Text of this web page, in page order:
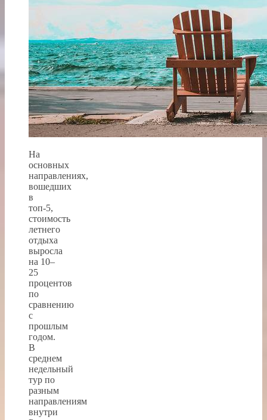
На
основных
направлениях,
вошедших
в
топ-5,
стоимость
летнего
отдыха
выросла
на 10–
25
процентов
по
сравнению
с
прошлым
годом.
В
среднем
недельный
тур по
разным
направлениям
внутри